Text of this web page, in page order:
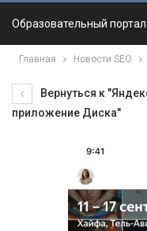
Образовательный портал
Главная Новости SEO
Вернуться к
приложение Диска"